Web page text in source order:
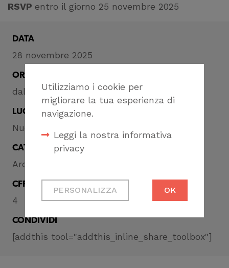
Utilizziamo i cookie per
migliorare la tua esperienza di
navigazione.
Leggi la nostra informativa
privacy
Cookie tecnici
Necessari per
sito
PERSONALIZZA OK
RSVP entro il giorno 25 novembre 2025
DATA
28 novembre 2025
ORA
dalle ore 14:30 alle ore 18:30
LUOGO
Nuovo Spazio DBLab Via S. Anna, 58 Rapallo
CATEGORIA
Architettura
CFP
4
CONDIVIDI
[addthis tool="addthis_inline_share_toolbox"]